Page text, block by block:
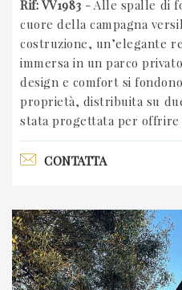
Rif: VV1983 - Alle spalle di
cuore della campagna
costruzione, un’elegante
immersa in un parco
design e comfort si
proprietà, distribuita su
stata progettata per offrire
CONTATTA